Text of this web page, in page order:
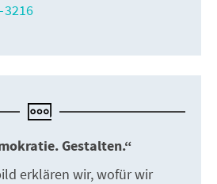
3216
Gestalten.“
erklären wir, wofür wir